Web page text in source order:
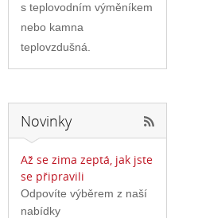
s teplovodním výměníkem
nebo kamna
teplovzdušná.
Novinky
Až se zima zeptá, jak jste
se připravili
Odpovíte výběrem z naší
nabídky